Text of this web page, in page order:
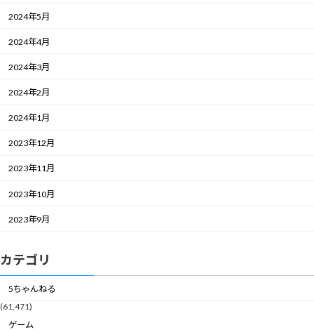
2024年5月
2024年4月
2024年3月
2024年2月
2024年1月
2023年12月
2023年11月
2023年10月
2023年9月
カテゴリ
5ちゃんねる
(61,471)
ゲーム